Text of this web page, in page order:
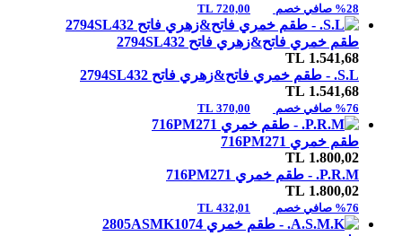
%28 صافي خصم 720,00 TL
طقم خمري فاتح&زهري فاتح 2794SL432
1.541,68
S.L. -
طقم خمري فاتح&زهري فاتح 2794SL432
1.541,68
%76 صافي خصم 370,00 TL
طقم خمري 716PM271
1.800,02
P.R.M. -
طقم خمري 716PM271
1.800,02
%76 صافي خصم 432,01 TL